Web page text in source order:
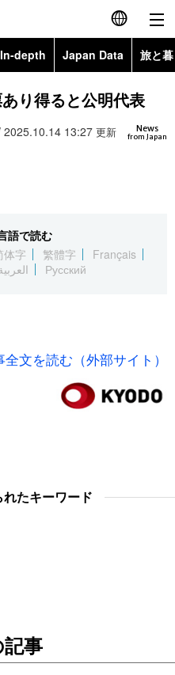
English
简体字
繁體字
العربية
In-depth Japan Data 旅と
Topics
Images
お知らせ
り得ると公明代表
News
from Japan
13:27 更新
語で読む
体字 繁體字
Français
Русский
全文を読む（外部サイト）
たキーワード
事